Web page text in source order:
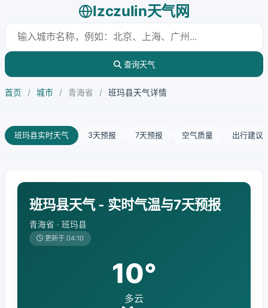
lzczulin天气网
查询天气
首页 / 城市 / 青海省 / 班玛县天气详情
班玛县实时天气 3天预报 7天预报 空气质量 出行建议
班玛县天气 - 实时气温与7天预报
青海省 · 班玛县
更新于 04:10
10°
多云